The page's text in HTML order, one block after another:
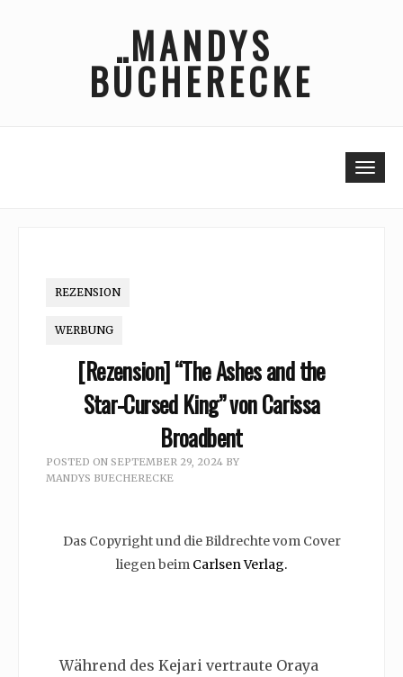
MANDYS
BÜCHERECKE
REZENSION
WERBUNG
[Rezension] “The Ashes and the
Star-Cursed King” von Carissa
Broadbent
POSTED ON SEPTEMBER 29, 2024 BY
MANDYS BUECHERECKE
Das Copyright und die Bildrechte vom Cover
liegen beim Carlsen Verlag.
Während des Kejari vertraute Oraya